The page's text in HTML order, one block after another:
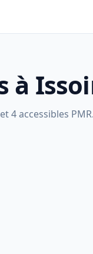
à
4 accessibles